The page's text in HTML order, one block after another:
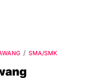
SMA/SMK